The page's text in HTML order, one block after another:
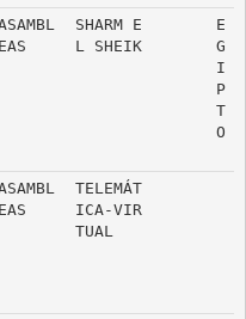
EAS
SHARM E
L SHEIK
E
G
I
P
T
O
EAS
TELEMÁT
ICA-VIR
TUAL